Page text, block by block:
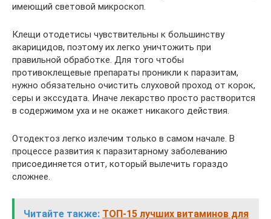
имеющий световой микроскоп.
Клещи отодетисы чувствительны к большинству
акарицидов, поэтому их легко уничтожить при
правильной обработке. Для того чтобы
противоклещевые препараты проникли к паразитам,
нужно обязательно очистить слуховой проход от корок,
серы и экссудата. Иначе лекарство просто растворится
в содержимом уха и не окажет никакого действия.
Отодектоз легко излечим только в самом начале. В
процессе развития к паразитарному заболеванию
присоединяется отит, который вылечить гораздо
сложнее.
Читайте также: ТОП-15 лучших витаминов для